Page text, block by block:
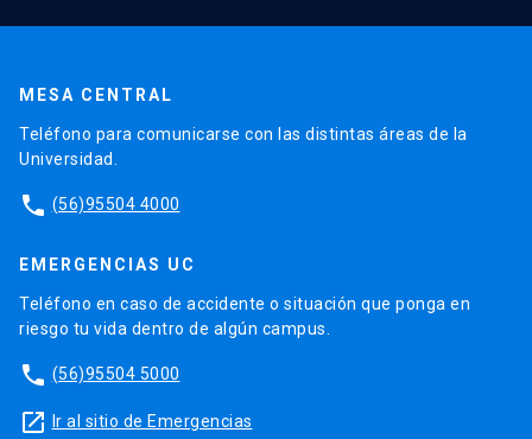
MESA CENTRAL
Teléfono para comunicarse con las distintas áreas de la
Universidad.
phone (56)95504 4000
EMERGENCIAS UC
Teléfono en caso de accidente o situación que ponga en
riesgo tu vida dentro de algún campus.
phone (56)95504 5000
launch Ir al sitio de Emergencias